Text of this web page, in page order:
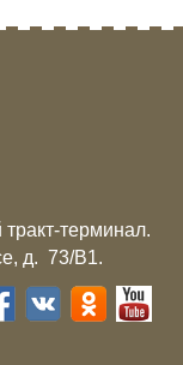
терминал.
д. 73/B1.